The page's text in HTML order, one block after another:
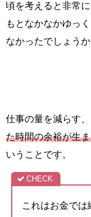
頃を考えると非常
もとなかなかゆっ
なかったでしょうか
仕事の量を減らす
た時間の余裕が生
いうことです。
これはお金で